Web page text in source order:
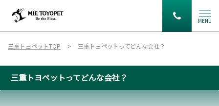
MENU
三重トヨペットTOP 三重トヨペットってどんな会社？
三重トヨペットってどんな会社？